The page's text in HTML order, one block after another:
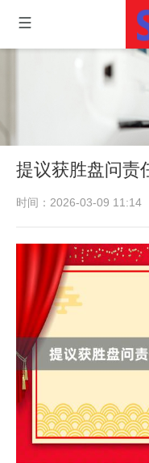
提议获胜盘问责
时间：2026-03-09 11:14